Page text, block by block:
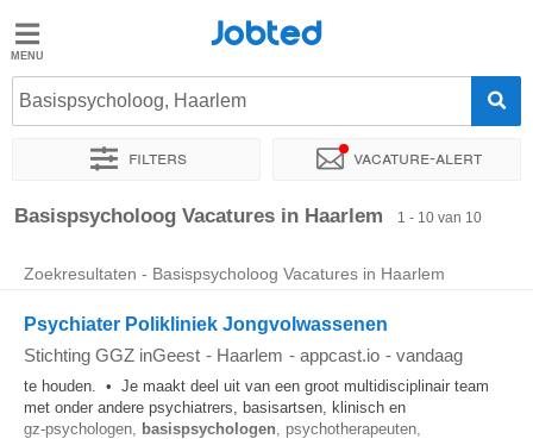
Jobted
Vacatures
Salarissen
Jobted
Basispsycholoog, Haarlem
Filters Vacature-alert
Sorteer op Exacte locatie Soort dienstverband Werkuren
Basispsycholoog Vacatures in Haarlem 1 - 10 van 10
Zoekresultaten - Basispsycholoog Vacatures in Haarlem
Psychiater Polikliniek Jongvolwassenen
Stichting GGZ inGeest - Haarlem - appcast.io - vandaag
te houden. • Je maakt deel uit van een groot multidisciplinair team
met onder andere psychiatrers, basisartsen, klinisch en
gz‑psychologen, basispsychologen, psychotherapeuten,